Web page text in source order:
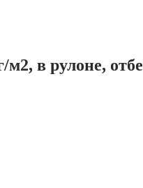
в рулоне,